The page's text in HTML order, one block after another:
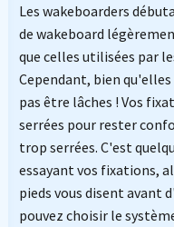
Les wakeboarders
de wakeboard
que celles utilisées par
Cependant, bien
pas être lâches ! Vos
serrées pour rester
trop serrées. C'est
essayant vos fixations,
pieds vous disent avant
pouvez choisir le